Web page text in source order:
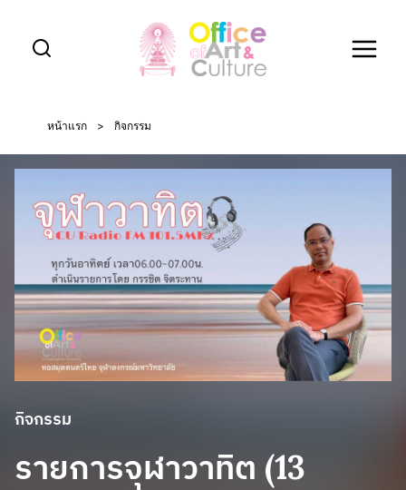
content
หน้าแรก > กิจกรรม
กิจกรรม
รายการจุฬาวาทิต (13